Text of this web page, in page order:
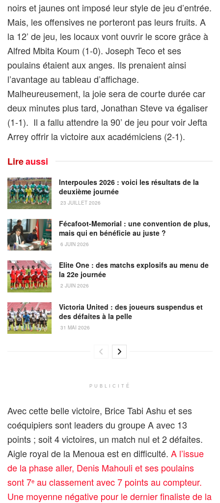
noirs et jaunes ont imposé leur style de jeu d’entrée.
Mais, les offensives ne porteront pas leurs fruits. A
la 12’ de jeu, les locaux vont ouvrir le score grâce à
Alfred Mbita Koum (1-0). Joseph Teco et ses
poulains étaient aux anges. Ils prenaient ainsi
l’avantage au tableau d’affichage.
Malheureusement, la joie sera de courte durée car
deux minutes plus tard, Jonathan Steve va égaliser
(1-1). Il a fallu attendre la 90’ de jeu pour voir Jefta
Arrey offrir la victoire aux académiciens (2-1).
Lireaussi
Interpoules 2026 : voici les résultats de la
deuxième journée
23 JUILLET 2026
Fécafoot-Memorial : une convention de plus,
mais qui en bénéficie au juste ?
6 JUIN 2026
Elite One : des matchs explosifs au menu de
la 22e journée
2 JUIN 2026
Victoria United : des joueurs suspendus et
des défaites à la pelle
31 MAI 2026
PUBLICITÉ
Avec cette belle victoire, Brice Tabi Ashu et ses
coéquipiers sont leaders du groupe A avec 13
points ; soit 4 victoires, un match nul et 2 défaites.
Aigle royal de la Menoua est en difficulté. A l’issue
de la phase aller, Denis Mahouli et ses poulains
sont 7e au classement avec 7 points au compteur.
Une moyenne négative pour le dernier finaliste de la